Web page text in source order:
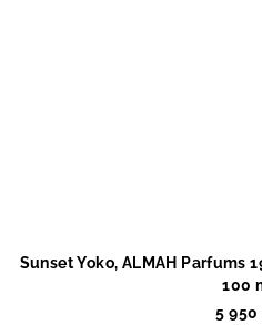
Sunset Yoko, ALMAH Parfums
100
5 950